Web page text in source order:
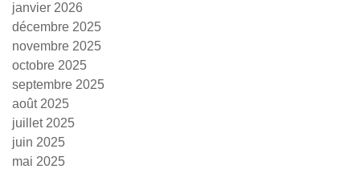
janvier 2026
décembre 2025
novembre 2025
octobre 2025
septembre 2025
août 2025
juillet 2025
juin 2025
mai 2025